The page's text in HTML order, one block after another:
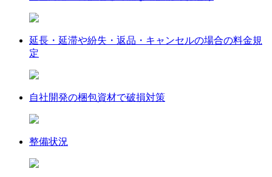
延長・延滞や紛失・返品・キャンセルの場合の料金規
定
自社開発の梱包資材で破損対策
整備状況